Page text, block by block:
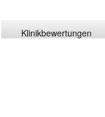
Klinikbewertungen